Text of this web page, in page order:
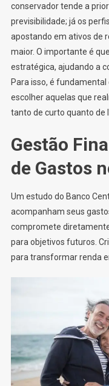
conservador tende a
previsibilidade; já os
apostando em ativos de
maior. O importante é
estratégica, ajudando a
Para isso, é
escolher aquelas que
tanto de curto quanto de
Gestão
de Gastos
Um estudo do Banco
acompanham seus
compromete
para objetivos futuros.
para transformar renda